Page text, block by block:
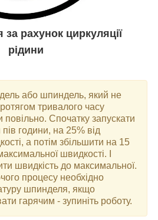
рахунок циркуляції
рідини
або шпиндель, який не
тривалого часу
повільно. Спочатку запускати
години, на 25% від
а потім збільшити на 15
швидкості. І
швидкість до максимальної.
процесу необхідно
шпинделя, якщо
гарячим - зупиніть роботу.